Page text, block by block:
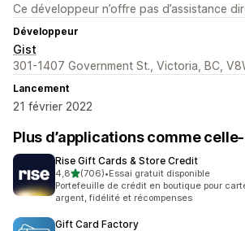
Ce développeur n’offre pas d’assistance
Développeur
Gist
301-1407 Government St., Victoria, BC,
Lancement
21 février 2022
Plus d’applications comme
Rise Gift Cards & Store Credit
4,8étoile(s) sur 5
(706)
706 avis au total
•Essai gratuit disponible
Portefeuille de crédit en boutique pour
argent, fidélité et récompenses
Gift Card Factory